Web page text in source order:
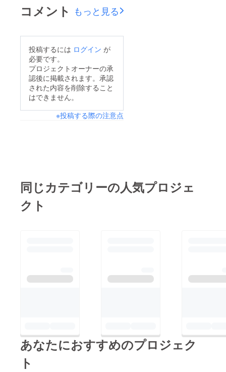
コメント もっと見る
投稿するには ログイン が
必要です。
プロジェクトオーナーの承
認後に掲載されます。承認
された内容を削除すること
はできません。
※投稿する際の注意点
同じカテゴリーの人気プロジェ
クト
あなたにおすすめのプロジェク
ト